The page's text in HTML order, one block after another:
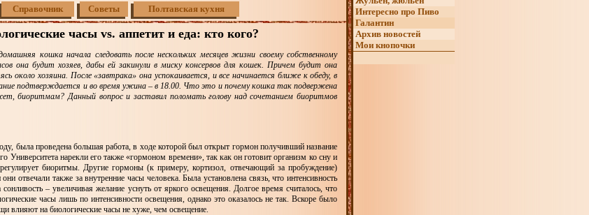
Справочник Советы Полтавская кухня
часы vs. аппетит и еда: кто кого?
кошка начала следовать после нескольких месяцев жизни своему собственному
она будит хозяев, дабы ей закинули в миску консервов для кошек. Причем будит она
около хозяина. После «завтрака» она успокаивается, и все начинается ближе к обеду, в
подтверждается и во время ужина – в 18.00. Что это и почему кошка так подвержена
биоритмам? Данный вопрос и заставил поломать голову над сочетанием биоритмов
была проведена большая работа, в ходе которой был открыт гормон получивший название
Университета нарекли его также «гормоном времени», так как он готовит организм ко сну и
биоритмы. Другие гормоны (к примеру, кортизол, отвечающий за пробуждение)
отвечали также за внутренние часы человека. Была установлена связь, что интенсивность
сонливость – увеличивая желание уснуть от яркого освещения. Долгое время считалось, что
часы лишь по интенсивности освещения, однако это оказалось не так. Вскоре было
влияют на биологические часы не хуже, чем освещение.
Интересно про Пиво
Галантин
Архив новостей
Мои кнопочки